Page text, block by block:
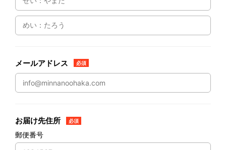
メールアドレス 必須
お届け先住所 必須
郵便番号